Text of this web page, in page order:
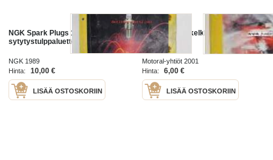
NGK Spark Plugs 1989-1990 -
sytytystulppaluettelo
NGK 1989
Hinta:
10,00 €
LISÄÄ OSTOSKORIIN
NGK moottorikelkka sytytystulpat
2001-2002
Motoral-yhtiöt 2001
Hinta:
6,00 €
LISÄÄ OSTOSKORIIN